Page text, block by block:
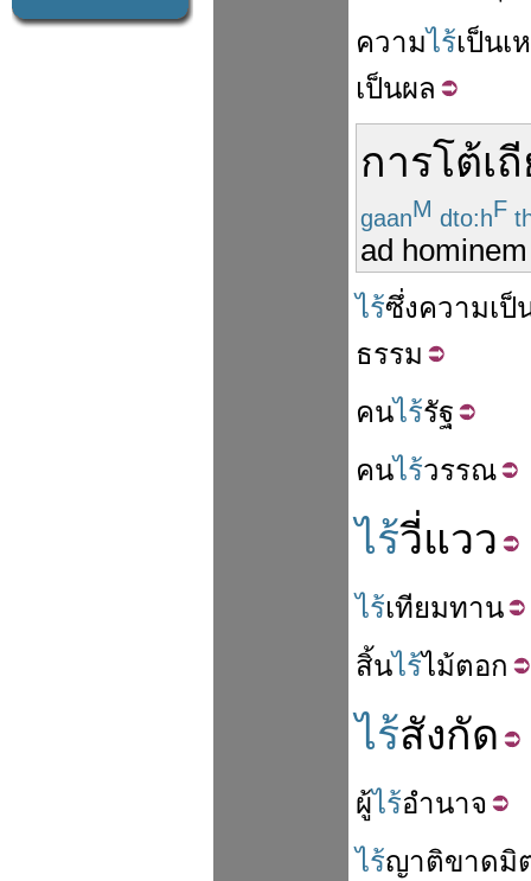
ความไร้เป็นเ
เป็นผล
การโต้เ
gaanM dto:hF
ad
ไร้ซึ่งความเป็
ธรรม
คนไร้รัฐ
คนไร้วรรณ
ไร้วี่แวว
ไร้เทียมทาน
สิ้นไร้ไม้ตอก
ไร้สังกัด
ผู้ไร้อำนาจ
ไร้ญาติขาดมิ